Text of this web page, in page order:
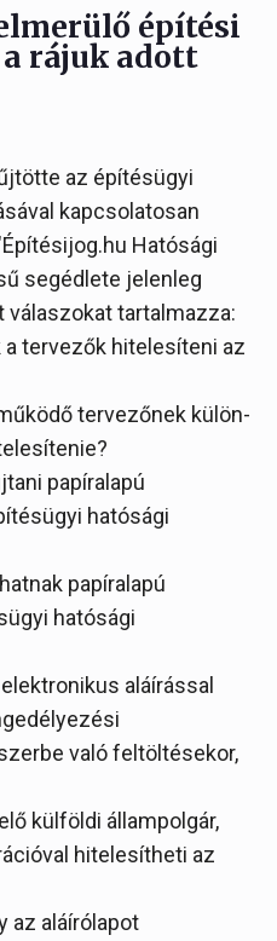
építési
rájuk adott
az építésügyi
kapcsolatosan
Hatósági
segédlete jelenleg
válaszokat tartalmazza:
a tervezők hitelesíteni az
tervezőnek külön-
papíralapú
hatósági
papíralapú
hatósági
aláírással
való feltöltésekor,
külföldi állampolgár,
hitelesítheti az
az aláírólapot